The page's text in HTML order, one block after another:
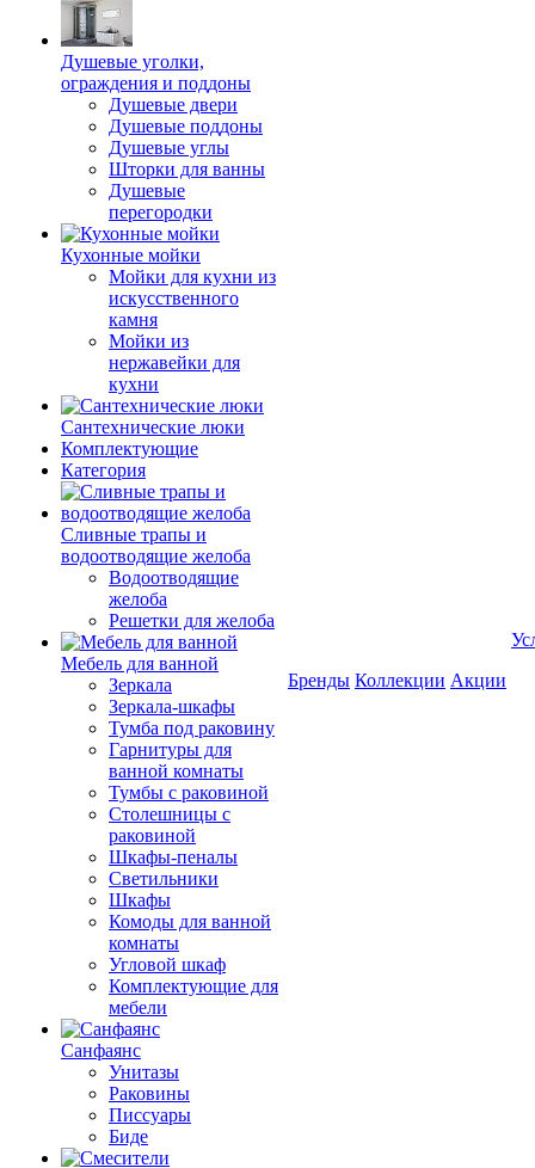
Душевые уголки,
ограждения и поддоны
Душевые двери
Душевые поддоны
Душевые углы
Шторки для ванны
Душевые
перегородки
Кухонные мойки
Мойки для кухни из
искусственного
камня
Мойки из
нержавейки для
кухни
Сантехнические люки
Комплектующие
Категория
Cливные трапы и
водоотводящие желоба
Водоотводящие
желоба
Решетки для желоба
Мебель для ванной
Зеркала
Зеркала-шкафы
Тумба под раковину
Гарнитуры для
ванной комнаты
Тумбы с раковиной
Столешницы с
раковиной
Шкафы-пеналы
Светильники
Шкафы
Комоды для ванной
комнаты
Угловой шкаф
Комплектующие для
мебели
Санфаянс
Унитазы
Раковины
Писсуары
Биде
Бренды Коллекции Акции